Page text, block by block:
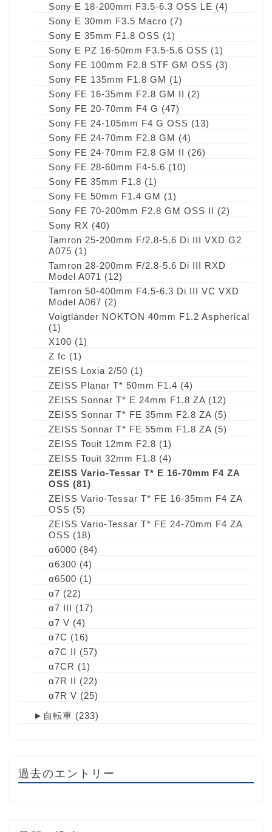
Sony E 18-200mm F3.5-6.3 OSS LE (4)
Sony E 30mm F3.5 Macro (7)
Sony E 35mm F1.8 OSS (1)
Sony E PZ 16-50mm F3.5-5.6 OSS (1)
Sony FE 100mm F2.8 STF GM OSS (3)
Sony FE 135mm F1.8 GM (1)
Sony FE 16-35mm F2.8 GM II (2)
Sony FE 20-70mm F4 G (47)
Sony FE 24-105mm F4 G OSS (13)
Sony FE 24-70mm F2.8 GM (4)
Sony FE 24-70mm F2.8 GM II (26)
Sony FE 28-60mm F4-5.6 (10)
Sony FE 35mm F1.8 (1)
Sony FE 50mm F1.4 GM (1)
Sony FE 70-200mm F2.8 GM OSS II (2)
Sony RX (40)
Tamron 25-200mm F/2.8-5.6 Di III VXD G2
A075 (1)
Tamron 28-200mm F/2.8-5.6 Di III RXD
Model A071 (12)
Tamron 50-400mm F4.5-6.3 Di III VC VXD
Model A067 (2)
Voigtländer NOKTON 40mm F1.2 Aspherical
(1)
X100 (1)
Z fc (1)
ZEISS Loxia 2/50 (1)
ZEISS Planar T* 50mm F1.4 (4)
ZEISS Sonnar T* E 24mm F1.8 ZA (12)
ZEISS Sonnar T* FE 35mm F2.8 ZA (5)
ZEISS Sonnar T* FE 55mm F1.8 ZA (5)
ZEISS Touit 12mm F2.8 (1)
ZEISS Touit 32mm F1.8 (4)
ZEISS Vario-Tessar T* E 16-70mm F4 ZA
OSS (81)
ZEISS Vario-Tessar T* FE 16-35mm F4 ZA
OSS (5)
ZEISS Vario-Tessar T* FE 24-70mm F4 ZA
OSS (18)
α6000 (84)
α6300 (4)
α6500 (1)
α7 (22)
α7 III (17)
α7 V (4)
α7C (16)
α7C II (57)
α7CR (1)
α7R II (22)
α7R V (25)
► 自転車 (233)
過去のエントリー